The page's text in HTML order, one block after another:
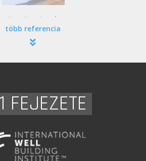
több referencia
FEJEZETE